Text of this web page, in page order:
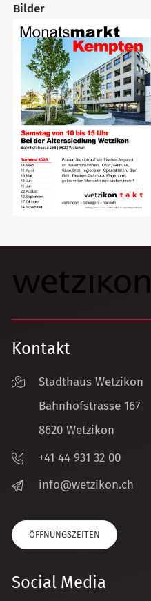
Bilder
Kontakt
Stadthaus Wetzikon
Bahnhofstrasse 167
8620 Wetzikon
+41 44 931 32 00
nf
w tz k n ch
ÖFFNUNGSZEITEN
Social Media